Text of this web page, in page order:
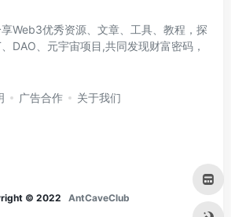
Web3优秀资源、文章、工具、教程，探
DAO、元宇宙项目,共同发现财富密码，
广告合作 关于我们
© 2022 AntCaveClub